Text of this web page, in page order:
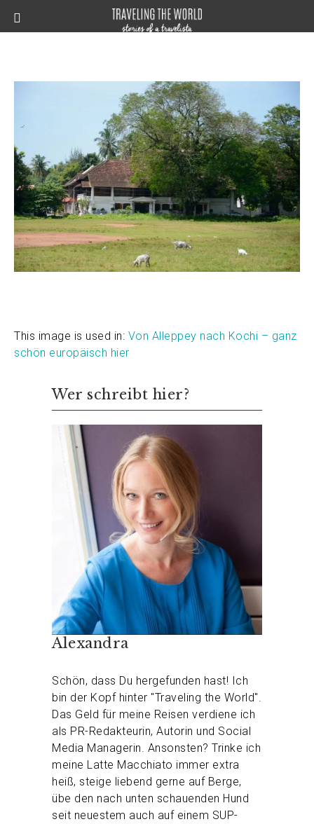
This image is used in: Von Alleppey nach Kochi – ganz
schön europäisch hier
Wer schreibt hier?
Alexandra
Schön, dass Du hergefunden hast! Ich
bin der Kopf hinter "Traveling the World".
Das Geld für meine Reisen verdiene ich
als PR-Redakteurin, Autorin und Social
Media Managerin. Ansonsten? Trinke ich
meine Latte Macchiato immer extra
heiß, steige liebend gerne auf Berge,
übe den nach unten schauenden Hund
seit neuestem auch auf einem SUP-